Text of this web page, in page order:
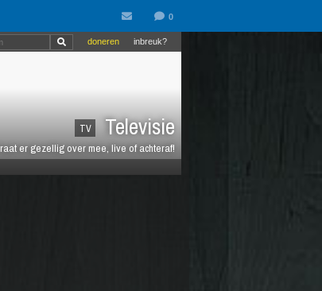
TV Televisie
er gezellig over mee, live of achteraf!
inbreuk?
doneren